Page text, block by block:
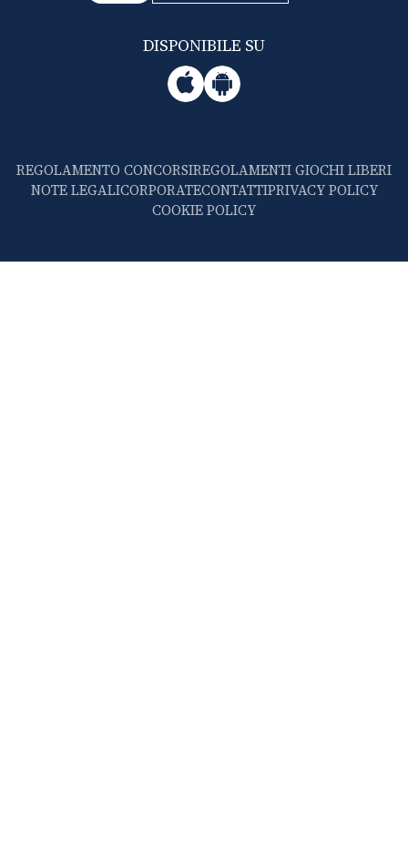
DISPONIBILE SU
REGOLAMENTO CONCORSIREGOLAMENTI GIOCHI LIBERI
NOTE LEGALICORPORATECONTATTIPRIVACY POLICY
COOKIE POLICY